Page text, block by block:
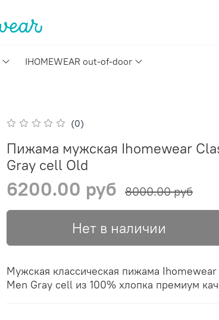
IHOMEWEAR out-of-door
(0)
Пижама мужская Ihomewear
Gray cell Old
6200.00 руб 8000.00 руб
Нет в наличии
Мужская классическая пижама
Men Gray cell из 100% хлопка премиум